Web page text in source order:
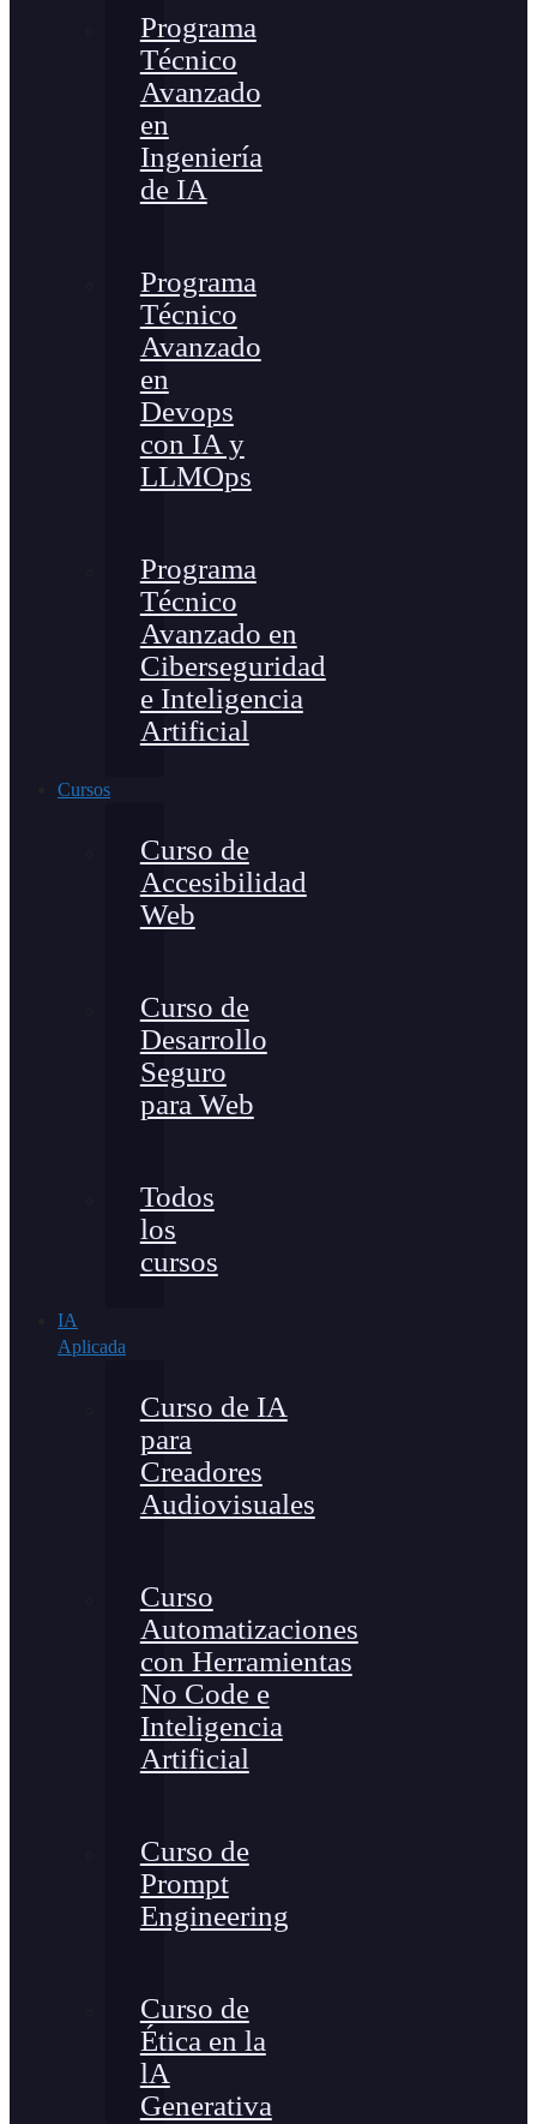
Programa
Técnico
Avanzado
en
Ingeniería
de IA
Programa
Técnico
Avanzado
en
Devops
con IA y
LLMOps
Programa
Técnico
Avanzado en
Ciberseguridad
e Inteligencia
Artificial
Cursos
Curso de
Accesibilidad
Web
Curso de
Desarrollo
Seguro
para Web
Todos
los
cursos
IA
Aplicada
Curso de IA
para
Creadores
Audiovisuales
Curso
Automatizaciones
con Herramientas
No Code e
Inteligencia
Artificial
Curso de
Prompt
Engineering
Curso de
Ética en la
lA
Generativa